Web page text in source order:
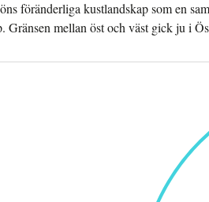
föränderliga kustlandskap som en
Gränsen mellan öst och väst gick ju i